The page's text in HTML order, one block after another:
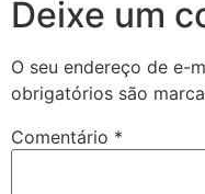
Deixe um
O seu endereço de e-
obrigatórios são
Comentário *